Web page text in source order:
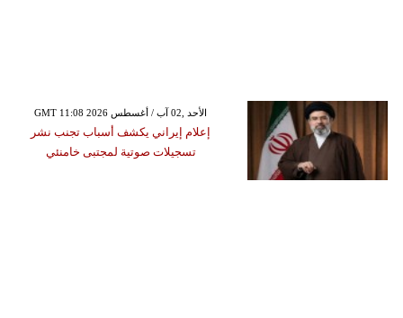
GMT 11:08 2026 الأحد ,02 آب / أغسطس
إعلام إيراني يكشف أسباب تجنب نشر
تسجيلات صوتية لمجتبى خامنئي